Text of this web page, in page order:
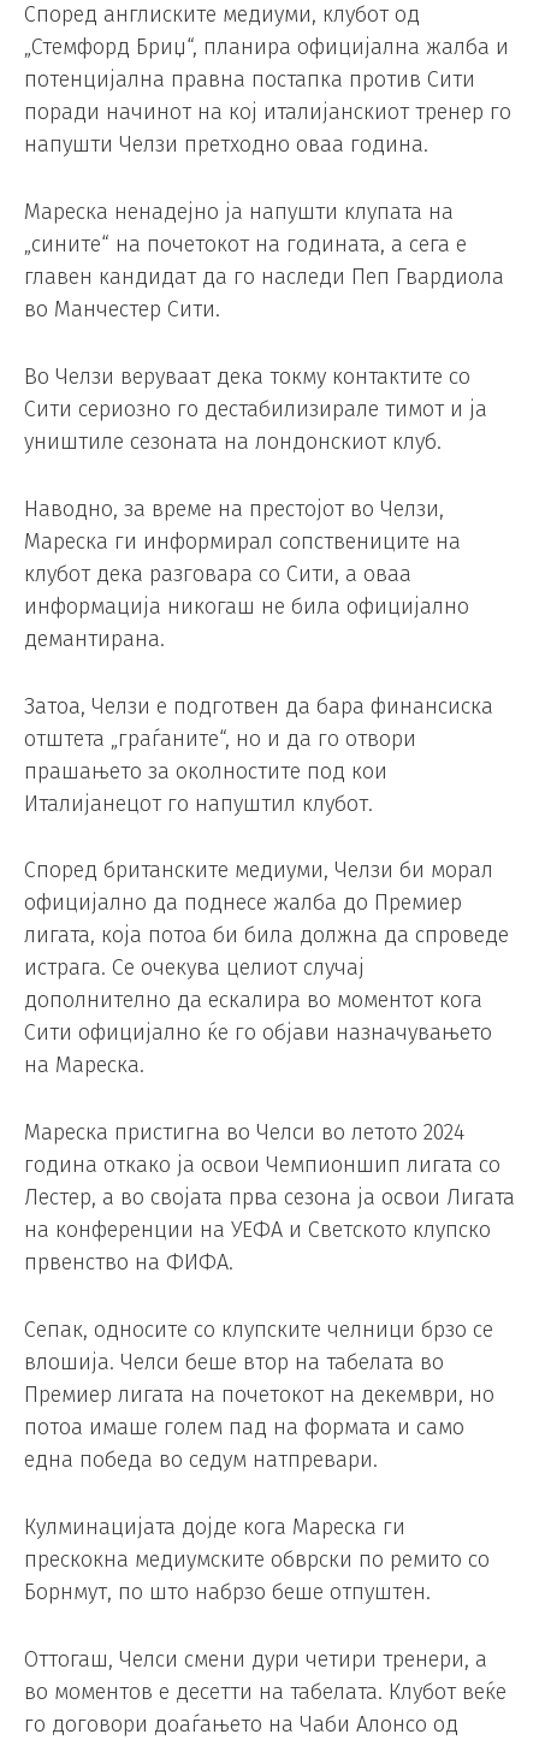
Според англиските медиуми, клубот од
„Стемфорд Бриџ“, планира официјална жалба и
потенцијална правна постапка против Сити
поради начинот на кој италијанскиот тренер го
напушти Челзи претходно оваа година.
Мареска ненадејно ја напушти клупата на
„сините“ на почетокот на годината, а сега е
главен кандидат да го наследи Пеп Гвардиола
во Манчестер Сити.
Во Челзи веруваат дека токму контактите со
Сити сериозно го дестабилизирале тимот и ја
уништиле сезоната на лондонскиот клуб.
Наводно, за време на престојот во Челзи,
Мареска ги информирал сопствениците на
клубот дека разговара со Сити, а оваа
информација никогаш не била официјално
демантирана.
Затоа, Челзи е подготвен да бара финансиска
отштета „граѓаните“, но и да го отвори
прашањето за околностите под кои
Италијанецот го напуштил клубот.
Според британските медиуми, Челзи би морал
официјално да поднесе жалба до Премиер
лигата, која потоа би била должна да спроведе
истрага. Се очекува целиот случај
дополнително да ескалира во моментот кога
Сити официјално ќе го објави назначувањето
на Мареска.
Мареска пристигна во Челси во летото 2024
година откако ја освои Чемпионшип лигата со
Лестер, а во својата прва сезона ја освои Лигата
на конференции на УЕФА и Светското клупско
првенство на ФИФА.
Сепак, односите со клупските челници брзо се
влошија. Челси беше втор на табелата во
Премиер лигата на почетокот на декември, но
потоа имаше голем пад на формата и само
една победа во седум натпревари.
Кулминацијата дојде кога Мареска ги
прескокна медиумските обврски по ремито со
Борнмут, по што набрзо беше отпуштен.
Оттогаш, Челси смени дури четири тренери, а
во моментов е десетти на табелата. Клубот веќе
го договори доаѓањето на Чаби Алонсо од